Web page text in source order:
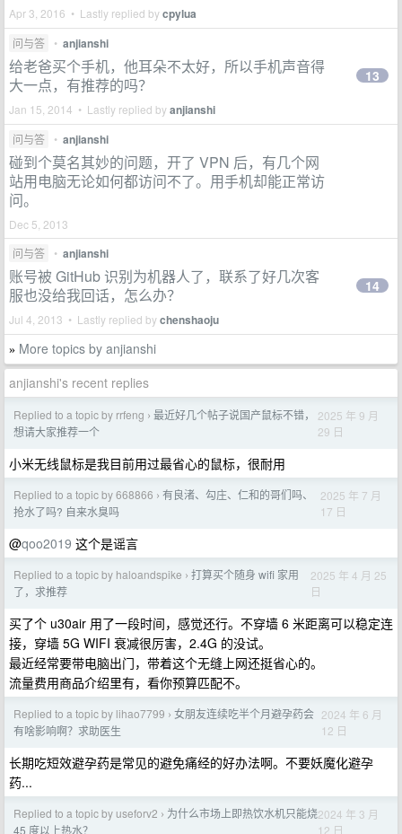
Apr 3, 2016 • Lastly replied bycpylua
问与答 • anjianshi
给老爸买个手机，他耳朵不太好，所以手机声音得
大一点，有推荐的吗？
Jan 15, 2014 • Lastly replied byanjianshi
13
问与答 • anjianshi
碰到个莫名其妙的问题，开了 VPN 后，有几个网
站用电脑无论如何都访问不了。用手机却能正常访
问。
Dec 5, 2013
问与答
• anjianshi
账号被 GitHub 识别为机器人了，联系了好几次客
服也没给我回话，怎么办？
Jul 4, 2013 • Lastly replied bychenshaoju
14
» More topics by anjianshi
anjianshi's recent replies
Replied to a topic by rrfeng › 最近好几个帖子说国产鼠标不错，
想请大家推荐一个
2025 年 9 月
29 日
小米无线鼠标是我目前用过最省心的鼠标，很耐用
Replied to a topic by 668866 › 有良渚、勾庄、仁和的哥们吗、
抢水了吗? 自来水臭吗
2025 年 7 月
17 日
@qoo2019 这个是谣言
Replied to a topic by haloandspike › 打算买个随身 wifi 家用
了，求推荐
2025 年 4 月 25
日
买了个 u30air 用了一段时间，感觉还行。不穿墙 6 米距离可以稳定连
接，穿墙 5G WIFI 衰减很厉害，2.4G 的没试。
最近经常要带电脑出门，带着这个无缝上网还挺省心的。
流量费用商品介绍里有，看你预算匹配不。
Replied to a topic by lihao7799 › 女朋友连续吃半个月避孕药会
有啥影响啊？求助医生
2024 年 6 月
12 日
长期吃短效避孕药是常见的避免痛经的好办法啊。不要妖魔化避孕
药...
Replied to a topic by useforv2 › 为什么市场上即热饮水机只能烧
45 度以上热水？
2024 年 3 月
12 日